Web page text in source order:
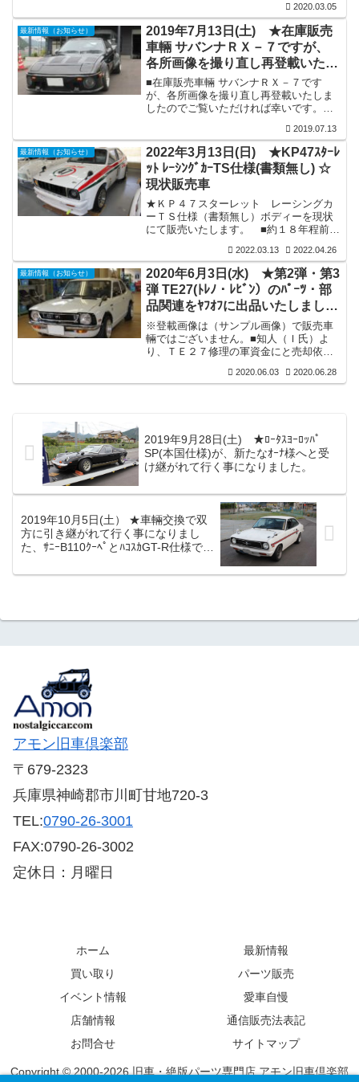
ンが塔載されていましたが、購入検討者
様からの要望でエンジンは不要との事
で、エンジン脱着後ボディーのみをお渡
しする事で商談成立いたしまた。そして
エンジン脱着も完了し、本日積載車で引
き取られて行きました。※今後は、この
ボディーを活用され鈴鹿サーキット場で
のＴＳカップに出場されるとの事。楽し
みですね。
2020.03.05
最新情報（お知らせ）
2019年7月13日(土) ★在庫販売
車輛 サバンナＲＸ－７ですが、
各所画像を撮り直し再登載いたし
ました。ご覧ください。
■在庫販売車輛 サバンナＲＸ－７です
が、各所画像を撮り直し再登載いたしま
したのでご覧いただければ幸いです。※
2019.07.13
最新情報（お知らせ）
2022年3月13日(日) ★KP47ｽﾀｰﾚ
ｯﾄ ﾚｰｼﾝｸﾞｶｰTS仕様(書類無し) ☆
現状販売車
★ＫＰ４７スターレット レーシングカ
ーＴＳ仕様（書類無し）ボディーを現状
にて販売いたします。 ■約１８年程前ま
走っていた車輛です。■装備：４ＡＧキャ
ブ仕様チューニングエンジン＆５速ミッ
ション搭載（但し仮装着程度でエンジン
関連パーツ類には多数の欠品有）／カム
シャフトはＴＲＤ製（IN304°・EX304°）
／足回り関連はフロント車高調・ピロア
ッパー・延長ロアアーム・ブレーキ４ポ
ットキャリパー・タワーバー／リアブレ
ーキディスク化・ホーシング＆リー...
2022.03.13 2022.04.26
最新情報（お知らせ）
2020年6月3日(水) ★第2弾・第3
弾 TE27(ﾄﾚﾉ・ﾚﾋﾞﾝ）のﾊﾟｰﾂ・部
品関連をﾔﾌｵﾌに出品いたしまし
た。
※登載画像は（サンプル画像）で販売車
輛ではございません。■知人（Ｉ氏）よ
り、ＴＥ２７修理の軍資金にと売却依頼
売却のお手伝いをさせて頂いておりま
は６月１２日をもって終了いたしまし
た。■第３弾は６月２６日をもって終了い
たしました。 ★第４弾をお楽しみ
2020.06.03 2020.06.28
2019年9月28日(土) ★ﾛｰﾀｽﾖｰﾛｯﾊﾟ
SP(本国仕様)が、新たなｵｰﾅ様へと受
け継がれて行く事になりました。
2019年10月5日(土） ★車輛交換で双
方に引き継がれて行く事になりまし
た、ｻﾆｰB110ｸｰﾍﾟとﾊｺｽｶGT-R仕様で
アモン旧車倶楽部
〒679-2323
兵庫県神崎郡市川町甘地720-3
TEL:0790-26-3001
FAX:0790-26-3002
定休日：月曜日
ホーム
最新情報
買い取り
パーツ販売
イベント情報
愛車自慢
店舗情報
通信販売法表記
お問合せ
サイトマップ
Copyright © 2000-2026 旧車・絶版パーツ専門店 アモン旧車倶楽部